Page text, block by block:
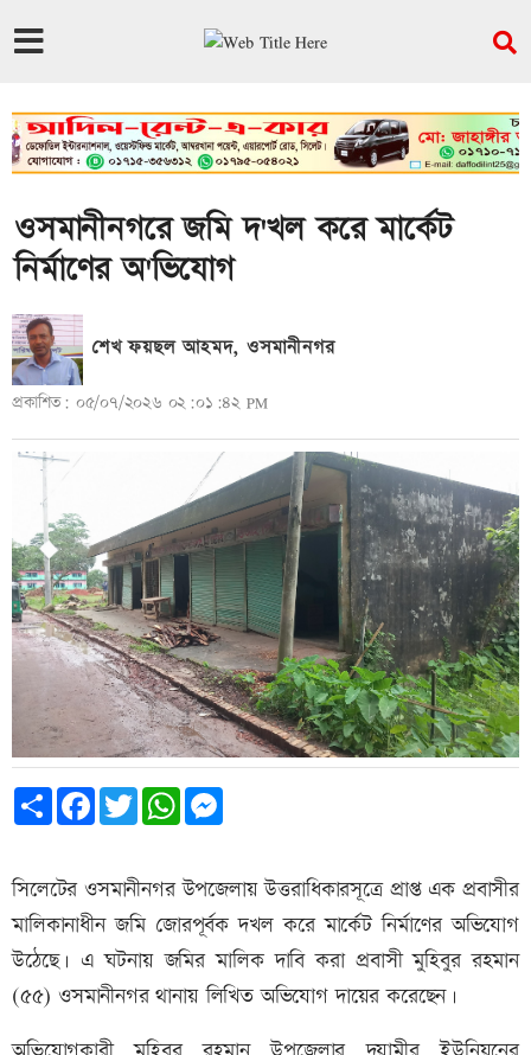
ওসমানীনগরে জমি দ'খল করে মার্কেট
নির্মাণের অ'ভিযোগ
শেখ ফয়ছল আহমদ, ওসমানীনগর
প্রকাশিত: ০৫/০৭/২০২৬ ০২:০১:৪২ PM
Share FacebookTwitterWhatsApp
সিলেটের ওসমানীনগর উপজেলায় উত্তরাধিকারসূত্রে প্রাপ্ত এক প্রবাসীর
মালিকানাধীন জমি জোরপূর্বক দখল করে মার্কেট নির্মাণের অভিযোগ
উঠেছে। এ ঘটনায় জমির মালিক দাবি করা প্রবাসী মুহিবুর রহমান
(৫৫) ওসমানীনগর থানায় লিখিত অভিযোগ দায়ের করেছেন।